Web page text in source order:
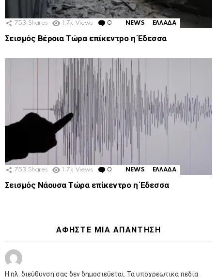
753 Shares 1.7k Views 0 Comments
NEWS ΕΛΛΑΔΑ
Σεισμός Βέροια Τώρα επίκεντρο η Έδεσσα
753 Shares 1.7k Views 0 Comments
NEWS ΕΛΛΑΔΑ
Σεισμός Νάουσα Τώρα επίκεντρο η Έδεσσα
ΑΦΉΣΤΕ ΜΙΑ ΑΠΆΝΤΗΣΗ
Η ηλ. διεύθυνση σας δεν δημοσιεύεται. Τα υποχρεωτικά πεδία